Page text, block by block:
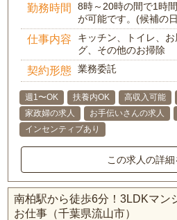
勤務時間
8時～20時の間で1時
が可能です。(候補の
仕事内容
キッチン、トイレ、
グ、その他のお掃除
契約形態 業務委託
週1〜OK 扶養内OK 高収入可能
家政婦の求人
お手伝いさんの求人
インセンティブあり
この求人の詳
南柏駅から徒歩6分！3LDKマン
お仕事（千葉県流山市）